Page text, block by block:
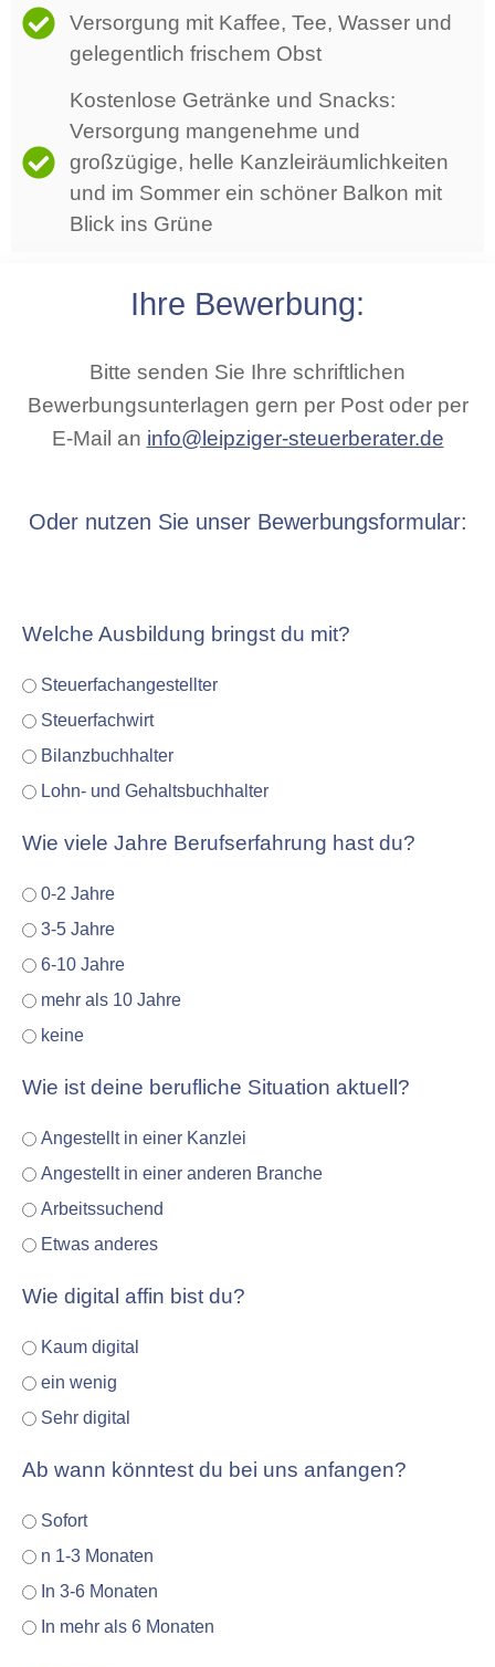
Versorgung mit Kaffee, Tee, Wasser und
gelegentlich frischem Obst
Kostenlose Getränke und Snacks:
Versorgung mangenehme und
großzügige, helle Kanzleiräumlichkeiten
und im Sommer ein schöner Balkon mit
Blick ins Grüne
Ihre Bewerbung:
Bitte senden Sie Ihre schriftlichen
Bewerbungsunterlagen gern per Post oder per
E-Mail an info@leipziger-steuerberater.de
Oder nutzen Sie unser Bewerbungsformular:
Welche Ausbildung bringst du mit?
Steuerfachangestellter
Steuerfachwirt
Bilanzbuchhalter
Lohn- und Gehaltsbuchhalter
Wie viele Jahre Berufserfahrung hast du?
0-2 Jahre
3-5 Jahre
6-10 Jahre
mehr als 10 Jahre
keine
Wie ist deine berufliche Situation aktuell?
Angestellt in einer Kanzlei
Angestellt in einer anderen Branche
Arbeitssuchend
Etwas anderes
Wie digital affin bist du?
Kaum digital
ein wenig
Sehr digital
Ab wann könntest du bei uns anfangen?
Sofort
n 1-3 Monaten
In 3-6 Monaten
In mehr als 6 Monaten